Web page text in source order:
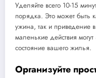
Уделяйте всего 10-15
порядка. Это может быть
ужина, так и приведение
маленькие действия
состояние вашего жилья.
Организуйте